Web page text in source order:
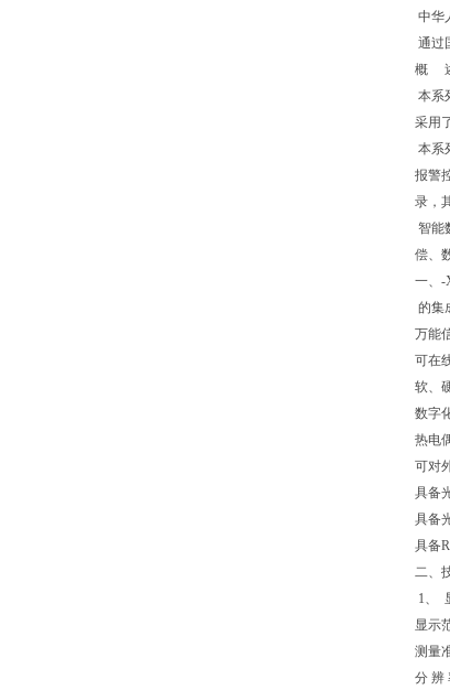
中
通过
概
本系
采用
本系
报警
录，
智能
偿、
一、-
的集
万能
可在
软、
数字
热电
可对
具备
具备
具备
1、
显示
测量
分 辨